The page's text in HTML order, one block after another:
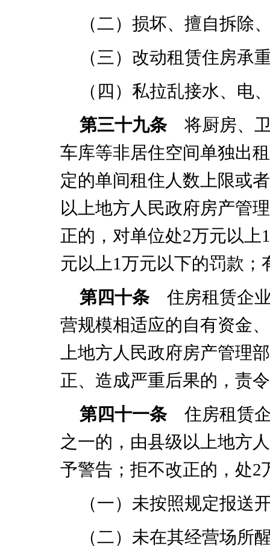
（二）损坏、擅自拆除
（三）改动租赁住房承
（四）私拉乱接水、电
第三十九条将厨房、卫
车库等非居住空间单独出
定的单间租住人数上限或
以上地方人民政府房产管
正的，对单位处2万元以上
元以上1万元以下的罚款；
第四十条住房租赁企业
营规模相适应的自有资金
上地方人民政府房产管理
正、造成严重后果的，责
第四十一条住房租赁企
之一的，由县级以上地方
予警告；拒不改正的，处2
（一）未按照规定报送
（二）未在其经营场所